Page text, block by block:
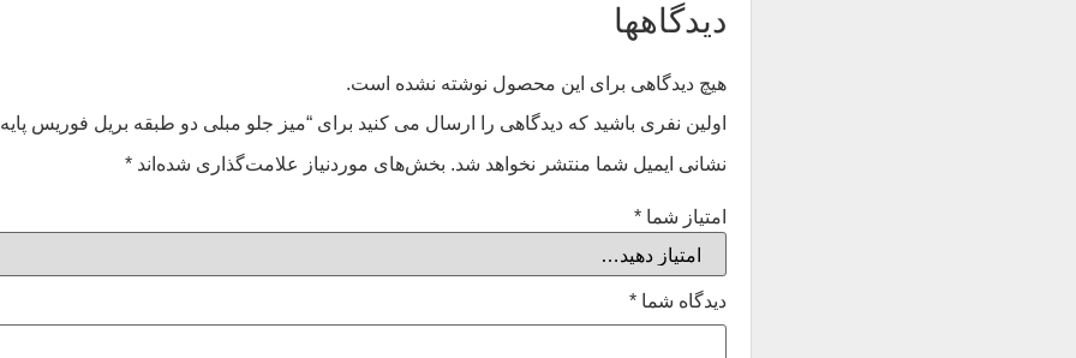
دیدگاهها
هیچ دیدگاهی برای این محصول نوشته نشده است.
اولین نفری باشید که دیدگاهی را ارسال می کنید برای “میز جلو مبلی دو طبقه بریل فوریس
نشانی ایمیل شما منتشر نخواهد شد. بخش‌های موردنیاز علامت‌گذاری شده‌اند*
امتیاز شما*
دیدگاه شما*